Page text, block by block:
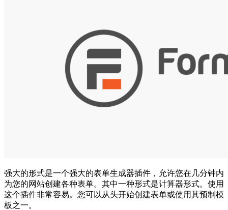
强大的形式是一个强大的表单生成器插件，允许您在几分钟内
为您的网站创建各种表单。其中一种形式是计算器形式。使用
这个插件非常容易。您可以从头开始创建表单或使用其预制模
板之一。